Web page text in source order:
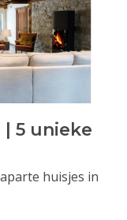
5 unieke
huisjes in